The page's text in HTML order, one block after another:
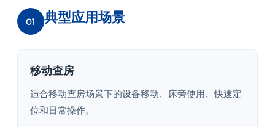
01 典型应用场景
移动查房
适合移动查房场景下的设备移动、床旁使用、快速定
位和日常操作。